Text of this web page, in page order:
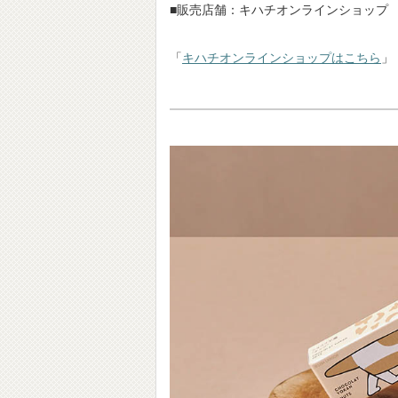
■販売店舗：キハチオンラインショップ
「キハチオンラインショップはこちら 」